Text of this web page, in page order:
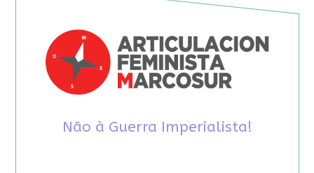
Não à Guerra Imperialista!